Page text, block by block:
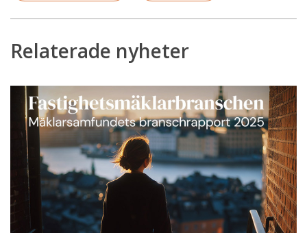
Relaterade nyheter
Branschrapporten
2025
över
hälften
upplever
stress